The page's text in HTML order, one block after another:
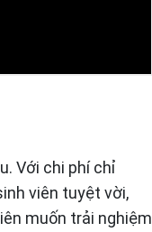
Với chi phí chỉ
viên tuyệt vời,
muốn trải nghiệm